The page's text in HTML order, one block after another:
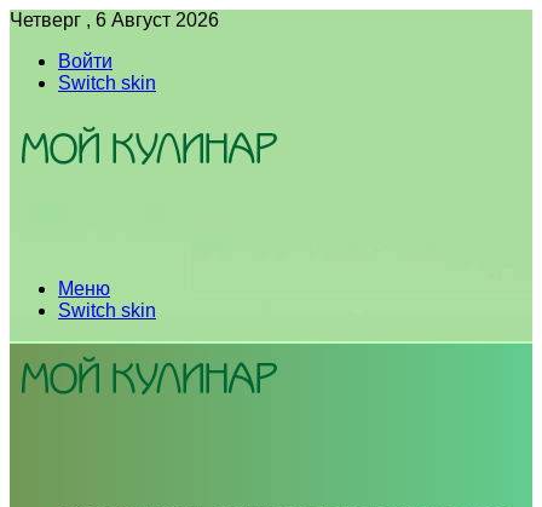
Четверг , 6 Август 2026
Войти
Switch skin
Меню
Switch skin